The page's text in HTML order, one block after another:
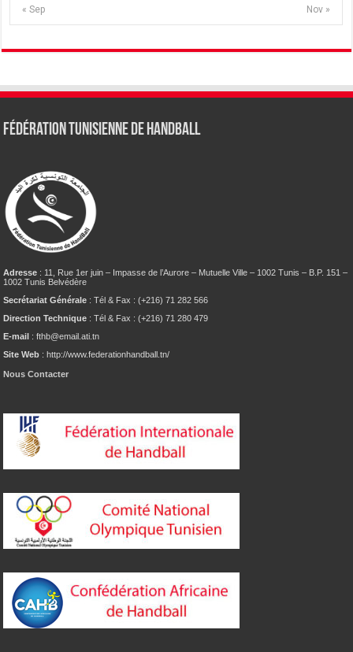
« Sep Nov »
Fédération tunisienne de Handball
Adresse : 11, Rue 1er juin – Impasse de l’Aurore – Mutuelle Ville – 1002 Tunis – B.P. 151 –
1002 Tunis Belvédère
Secrétariat Générale : Tél & Fax : (+216) 71 282 566
Direction Technique : Tél & Fax : (+216) 71 280 479
E-mail : fthb@email.ati.tn
Site Web : http://www.federationhandball.tn/
Nous Contacter